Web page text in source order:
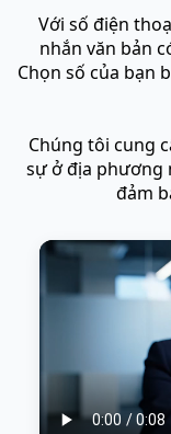
Với số điện
nhắn văn bản
Chọn số của bạn
Chúng tôi cung
sự ở địa phương
đảm